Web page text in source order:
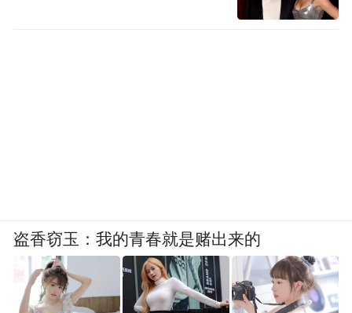
盗香窃玉：我的青春就是赌出来的